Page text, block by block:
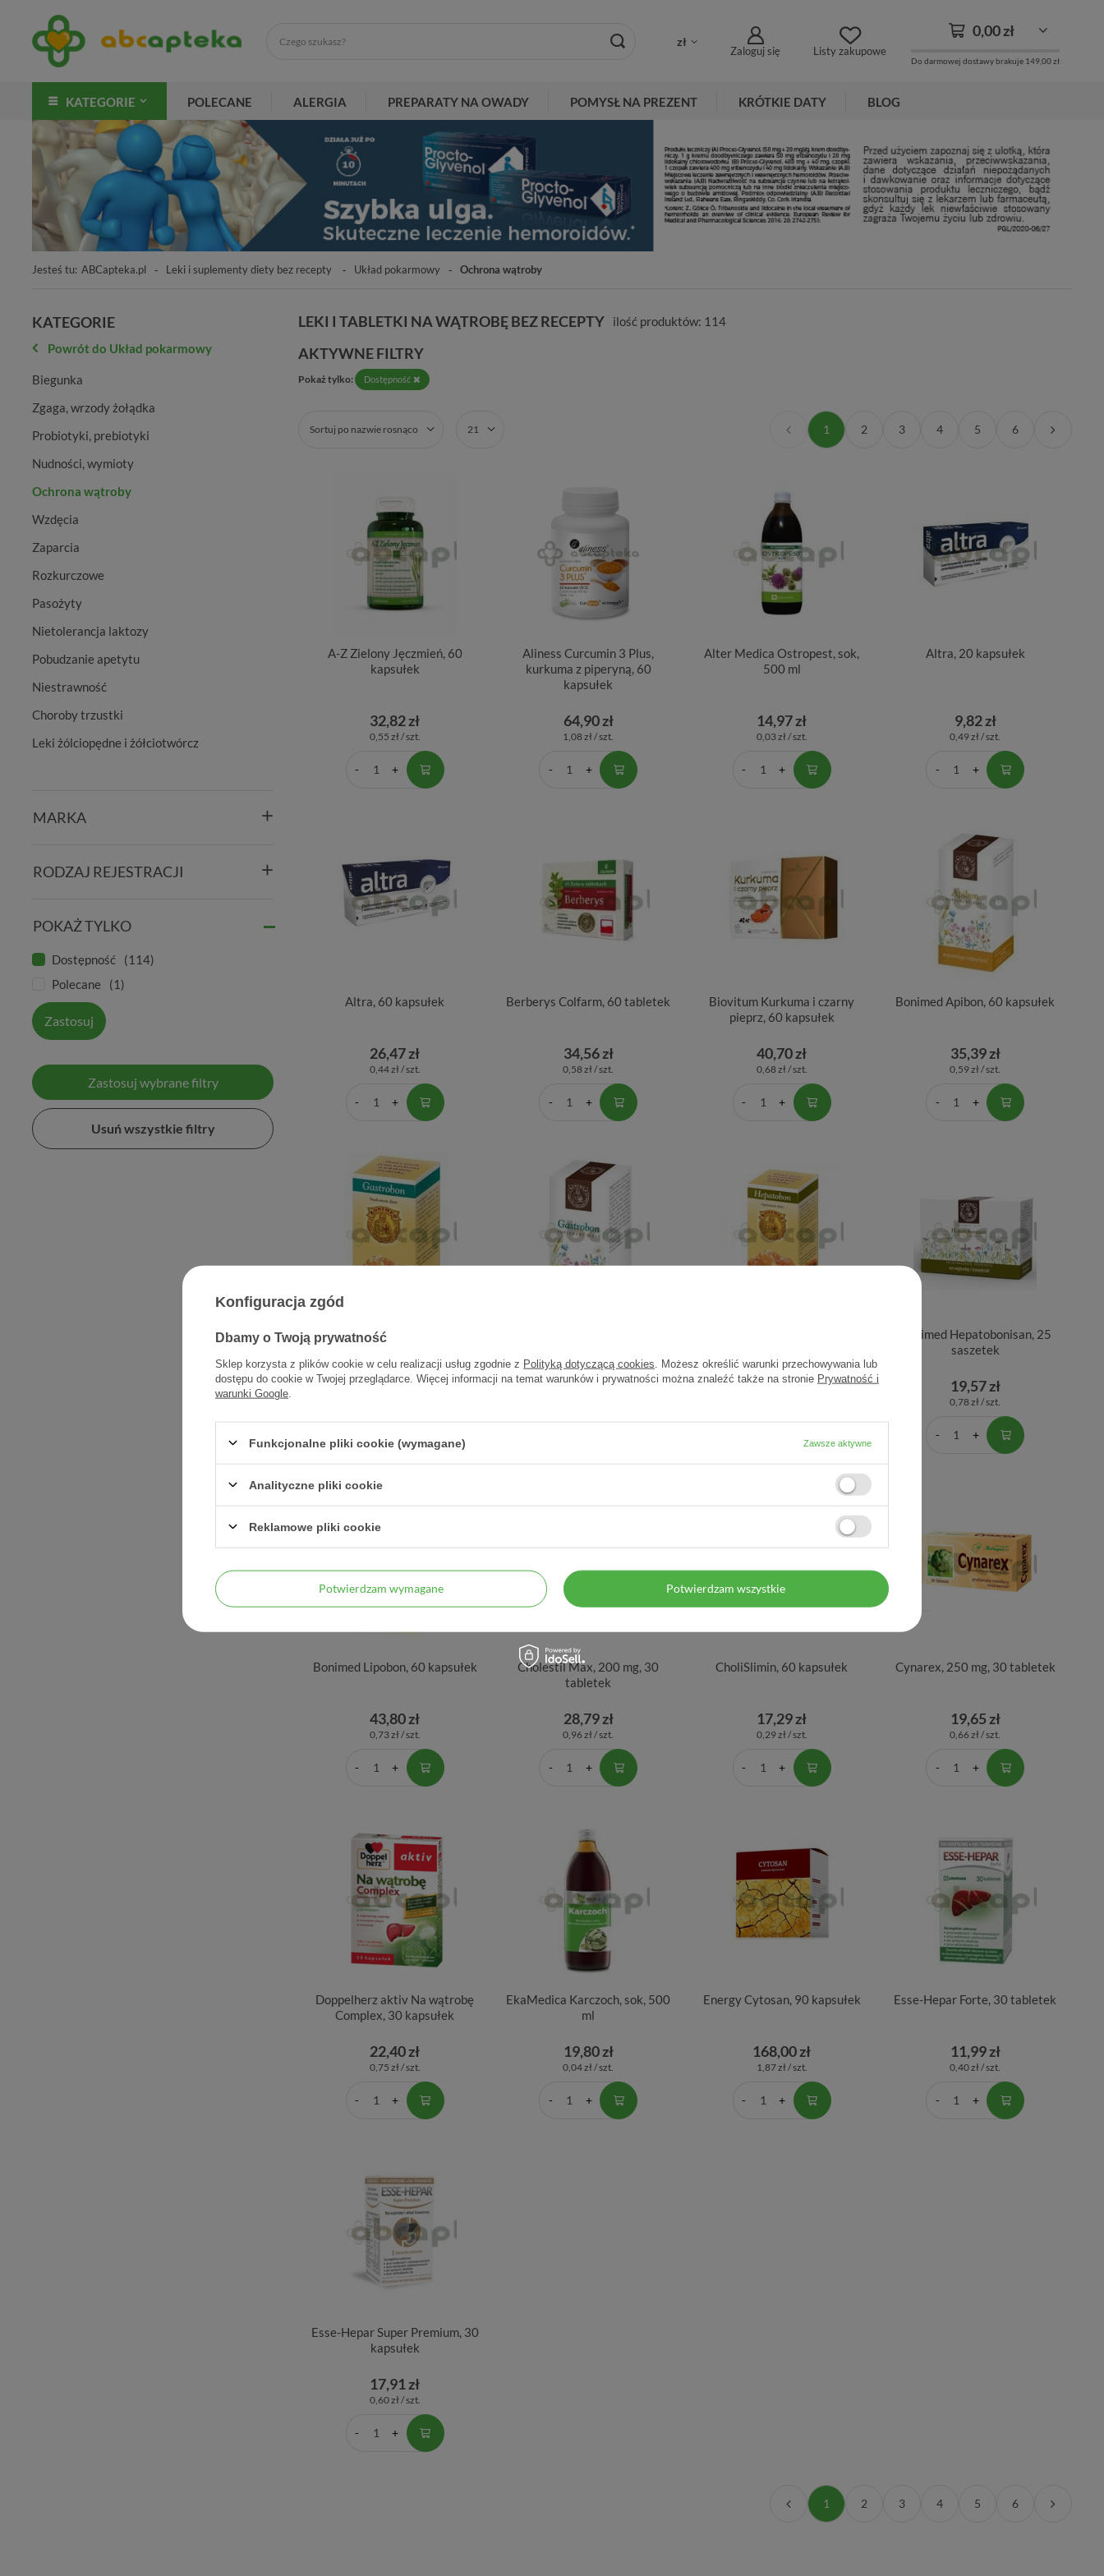
zł
Zaloguj się Listy zakupowe
0,00 zł
Do darmowej dostawy brakuje 149,00 zł
KATEGORIE POLECANE ALERGIA PREPARATY NA OWADY POMYSŁ NA PREZENT KRÓTKIE DATY BLOG
Jesteś tu: ABCapteka.pl Leki i suplementy diety bez recepty Układ pokarmowy Ochrona wątroby
KATEGORIE
Powrót do Układ pokarmowy
Biegunka
Zgaga, wrzody żołądka
Probiotyki, prebiotyki
Nudności, wymioty
Ochrona wątroby
Wzdęcia
Zaparcia
Rozkurczowe
Pasożyty
Nietolerancja laktozy
Pobudzanie apetytu
Niestrawność
Choroby trzustki
Leki żólciopędne i żółciotwórcz
MARKA
RODZAJ REJESTRACJI
POKAŻ TYLKO
Dostępność
114
Polecane
1
Zastosuj
Zastosuj wybrane filtry
Usuń wszystkie filtry
LEKI I TABLETKI NA WĄTROBĘ BEZ RECEPTY ilość produktów: 114
AKTYWNE FILTRY
Pokaż tylko: Dostępność
Sortuj po nazwie rosnąco 21 1 2 3 4 5 6
A-Z Zielony Jęczmień, 60
kapsułek
32,82 zł
0,55 zł / szt.
Aliness Curcumin 3 Plus,
kurkuma z piperyną, 60
kapsułek
64,90 zł
1,08 zł / szt.
Alter Medica Ostropest, sok,
500 ml
14,97 zł
0,03 zł / szt.
Altra, 20 kapsułek
9,82 zł
0,49 zł / szt.
Altra, 60 kapsułek
26,47 zł
0,44 zł / szt.
Berberys Colfarm, 60 tabletek
34,56 zł
0,58 zł / szt.
Biovitum Kurkuma i czarny
pieprz, 60 kapsułek
40,70 zł
0,68 zł / szt.
Bonimed Apibon, 60 kapsułek
35,39 zł
0,59 zł / szt.
Bonimed Gastrobon, 30
29,40 zł 40,32 zł 42,40 zł
Bonimed Hepatobonisan, 25
saszetek
19,57 zł
0,78 zł / szt.
Bonimed Lipobon, 60 kapsułek
43,80 zł
0,73 zł / szt.
Cholestil Max, 200 mg, 30
tabletek
28,79 zł
0,96 zł / szt.
CholiSlimin, 60 kapsułek
17,29 zł
0,29 zł / szt.
Cynarex, 250 mg, 30 tabletek
19,65 zł
0,66 zł / szt.
Doppelherz aktiv Na wątrobę
Complex, 30 kapsułek
22,40 zł
0,75 zł / szt.
EkaMedica Karczoch, sok, 500
ml
19,80 zł
0,04 zł / szt.
Energy Cytosan, 90 kapsułek
168,00 zł
1,87 zł / szt.
Esse-Hepar Forte, 30 tabletek
11,99 zł
0,40 zł / szt.
Esse-Hepar Super Premium, 30
kapsułek
17,91 zł
0,60 zł / szt.
1 2 3 4 5 6
Konfiguracja zgód
Dbamy o Twoją prywatność
Sklep korzysta z plików cookie w celu realizacji usług zgodnie z Polityką dotyczącą cookies . Możesz określić warunki przechowywania lub
dostępu do cookie w Twojej przeglądarce. Więcej informacji na temat warunków i prywatności można znaleźć także na stronie Prywatność i
warunki Google
Funkcjonalne pliki cookie (wymagane) Zawsze aktywne
Analityczne pliki cookie
Reklamowe pliki cookie
Potwierdzam wymagane Potwierdzam wszystkie